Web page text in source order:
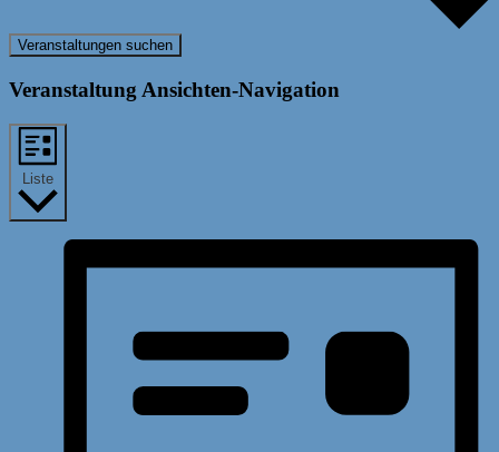
Veranstaltungen suchen
Veranstaltung Ansichten-Navigation
Liste